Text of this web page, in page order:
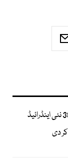
سام سنگ نے گوگل سے پہلے 38 نئی اینڈرائیڈ
دی